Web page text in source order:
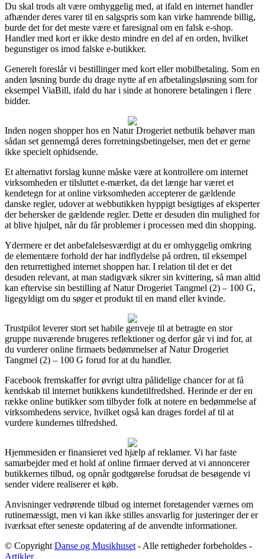
Du skal trods alt være omhyggelig med, at ifald en internet handler
afhænder deres varer til en salgspris som kan virke hamrende billig,
burde det for det meste være et faresignal om en falsk e-shop.
Handler med kort er ikke desto mindre en del af en orden, hvilket
begunstiger os imod falske e-butikker.
Generelt foreslår vi bestillinger med kort eller mobilbetaling. Som en
anden løsning burde du drage nytte af en afbetalingsløsning som for
eksempel ViaBill, ifald du har i sinde at honorere betalingen i flere
bidder.
Inden nogen shopper hos en Natur Drogeriet netbutik behøver man
sådan set gennemgå deres forretningsbetingelser, men det er gerne
ikke specielt ophidsende.
Et alternativt forslag kunne måske være at kontrollere om internet
virksomheden er tilsluttet e-mærket, da det længe har været et
kendetegn for at online virksomheden accepterer de gældende
danske regler, udover at webbutikken hyppigt besigtiges af eksperter
der behersker de gældende regler. Dette er desuden din mulighed for
at blive hjulpet, når du får problemer i processen med din shopping.
Ydermere er det anbefalelsesværdigt at du er omhyggelig omkring
de elementære forhold der har indflydelse på ordren, til eksempel
den returrettighed internet shoppen har. I relation til det er det
desuden relevant, at man stadigvæk sikrer sin kvittering, så man altid
kan eftervise sin bestilling af Natur Drogeriet Tangmel (2) – 100 G,
ligegyldigt om du søger et produkt til en mand eller kvinde.
Trustpilot leverer stort set habile genveje til at betragte en stor
gruppe nuværende brugeres reflektioner og derfor går vi ind for, at
du vurderer online firmaets bedømmelser af Natur Drogeriet
Tangmel (2) – 100 G forud for at du handler.
Facebook fremskaffer for øvrigt ultra pålidelige chancer for at få
kendskab til internet butikkens kundetilfredshed. Herinde er der en
række online butikker som tilbyder folk at notere en bedømmelse af
virksomhedens service, hvilket også kan drages fordel af til at
vurdere kundernes tilfredshed.
Hjemmesiden er finansieret ved hjælp af reklamer. Vi har faste
samarbejder med et hold af online firmaer derved at vi annoncerer
butikkernes tilbud, og opnår godtgørelse forudsat de besøgende vi
sender videre realiserer et køb.
Anvisninger vedrørende tilbud og internet foretagender værnes om
rutinemæssigt, men vi kan ikke stilles ansvarlig for justeringer der er
iværksat efter seneste opdatering af de anvendte informationer.
© Copyright Danse og Musikhuset - Alle rettigheder forbeholdes -
Artikler